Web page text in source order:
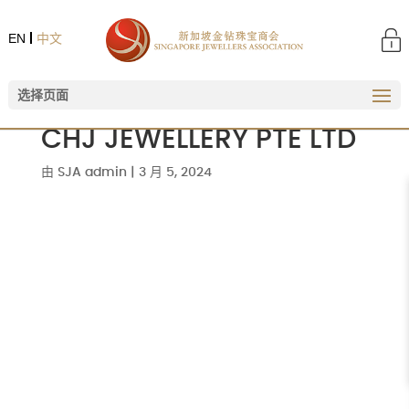
中文
EN
选择页面
CHJ JEWELLERY PTE LTD
由 SJA admin 3 月 5, 2024